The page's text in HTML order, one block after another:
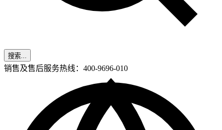
搜索...
销售及售后服务热线：400-9696-010